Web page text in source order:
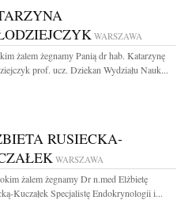
WARSZAWA
żalem żegnamy Panią dr hab. Katarzynę
prof. ucz. Dziekan Wydziału Nauk...
RUSIECKA-
WARSZAWA
żalem żegnamy Dr n.med Elżbietę
Kuczałek Specjalistę Endokrynologii i...